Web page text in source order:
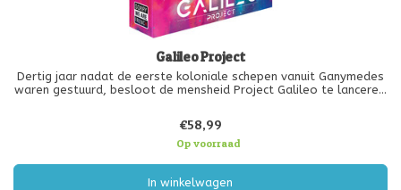
Galileo Project
Dertig jaar nadat de eerste koloniale schepen vanuit Ganymedes
waren gestuurd, besloot de mensheid Project Galileo te lanceren!
€58,99
Op voorraad
In winkelwagen